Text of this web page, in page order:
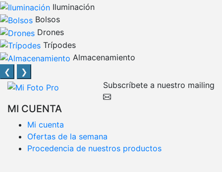
Iluminación
Bolsos
Drones
Trípodes
Almacenamiento
❮
❯
Subscríbete a nuestro mailing
MI CUENTA
Mi cuenta
Ofertas de la semana
Procedencia de nuestros productos